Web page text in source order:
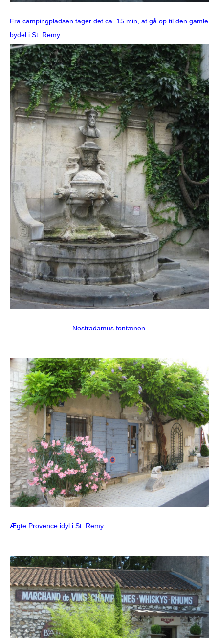
Fra campingpladsen tager det ca. 15 min, at gå op til den gamle
bydel i St. Remy
Nostradamus fontænen.
Ægte Provence idyl i St. Remy